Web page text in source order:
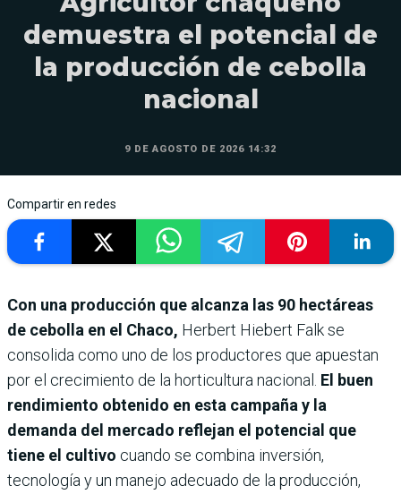
demuestra el potencial de
la producción de cebolla
nacional
9 DE AGOSTO DE 2026 14:32
Compartir en redes
Con una producción que alcanza las 90 hectáreas
de cebolla en el Chaco, Herbert Hiebert Falk se
consolida como uno de los productores que apuestan
por el crecimiento de la horticultura nacional. El buen
rendimiento obtenido en esta campaña y la
demanda del mercado reflejan el potencial que
tiene el cultivo cuando se combina inversión,
tecnología y un manejo adecuado de la producción,